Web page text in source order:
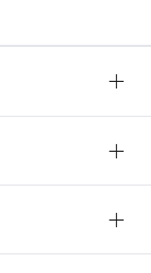
+
+
+